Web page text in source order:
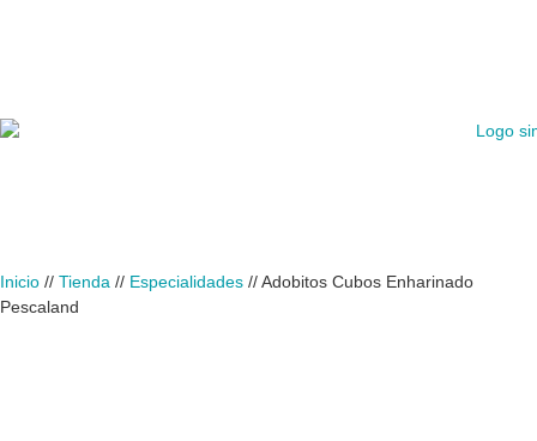
Inicio // Tienda // Especialidades //Adobitos Cubos Enharinado
Pescaland